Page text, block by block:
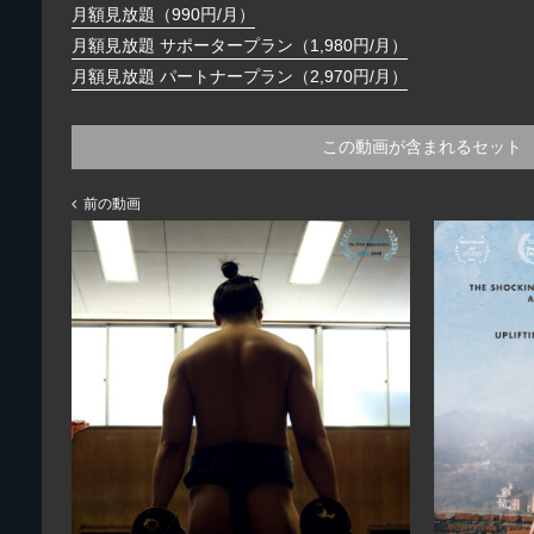
月額見放題（990円/月）
月額見放題 サポータープラン（1,980円/月）
月額見放題 パートナープラン（2,970円/月）
この動画が含まれるセット
前の動画